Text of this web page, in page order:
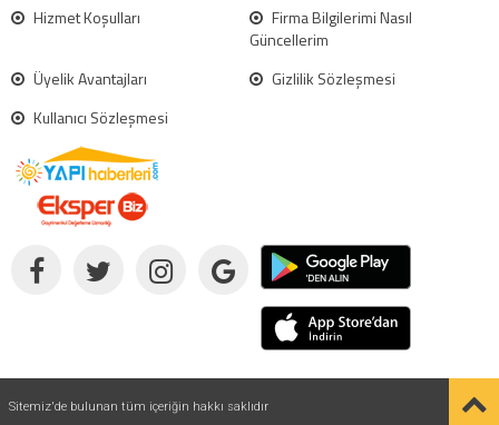
Hizmet Koşulları
Firma Bilgilerimi Nasıl
Güncellerim
Üyelik Avantajları
Gizlilik Sözleşmesi
Kullanıcı Sözleşmesi
Sitemiz'de bulunan tüm içeriğin hakkı saklıdır